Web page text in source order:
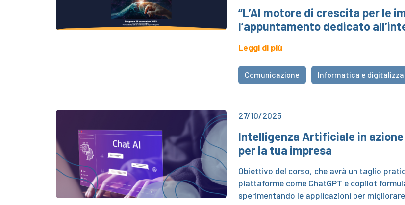
“L’AI motore di crescita per le
l’appuntamento dedicato
Leggi di più
Comunicazione Informatica e
27/10/2025
Intelligenza Artificiale in
per la tua impresa
Obiettivo del corso, che avrà un taglio
piattaforme come ChatGPT e copilot
sperimentando le applicazioni per